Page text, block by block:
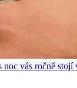
noc vás ročně